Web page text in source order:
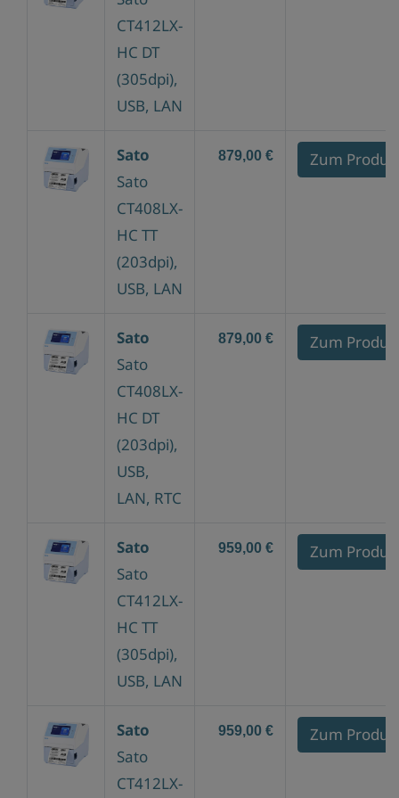
CT412LX-
HC DT
(305dpi),
USB, LAN
Sato
Sato
CT408LX-
HC TT
(203dpi),
USB, LAN
879,00 € Zum
Sato
Sato
CT408LX-
HC DT
(203dpi),
USB,
LAN, RTC
879,00 € Zum
Sato
Sato
CT412LX-
HC TT
(305dpi),
USB, LAN
959,00 € Zum
Sato
Sato
CT412LX-
959,00 € Zum